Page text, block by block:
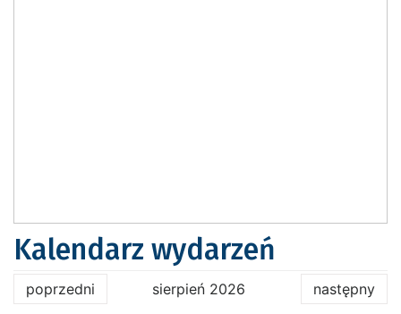
Kalendarz wydarzeń
poprzedni sierpień 2026 następny